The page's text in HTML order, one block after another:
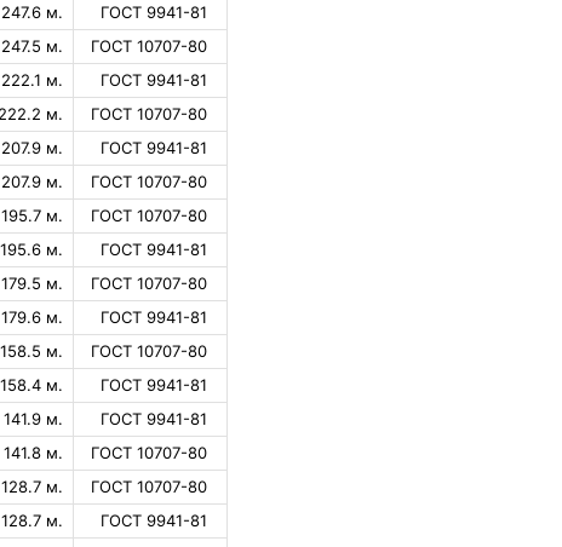
247.6 м.
ГОСТ 9941-81
247.5 м.
ГОСТ 10707-80
222.1 м.
ГОСТ 9941-81
222.2 м.
ГОСТ 10707-80
207.9 м.
ГОСТ 9941-81
207.9 м.
ГОСТ 10707-80
195.7 м.
ГОСТ 10707-80
195.6 м.
ГОСТ 9941-81
179.5 м.
ГОСТ 10707-80
179.6 м.
ГОСТ 9941-81
158.5 м.
ГОСТ 10707-80
158.4 м.
ГОСТ 9941-81
141.9 м.
ГОСТ 9941-81
141.8 м.
ГОСТ 10707-80
128.7 м.
ГОСТ 10707-80
128.7 м.
ГОСТ 9941-81